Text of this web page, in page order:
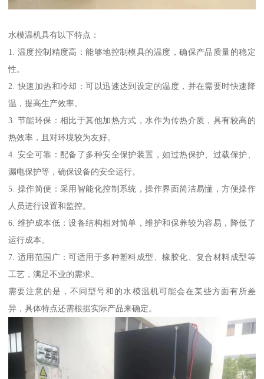
水模温机具有以下特点：
1. 温度控制精度高：能够地控制模具的温度，确保产品质量的稳定
性。
2. 快速加热和冷却：可以迅速达到设定的温度，并在需要时快速降
温，提高生产效率。
3. 节能环保：相比于其他加热方式，水作为传热介质，具有较高的
热效率，且对环境较为友好。
4. 安全可靠：配备了多种安全保护装置，如过热保护、过载保护、
漏电保护等，确保设备的安全运行。
5. 操作简便：采用智能化控制系统，操作界面简洁易懂，方便操作
人员进行设置和监控。
6. 维护成本低：设备结构相对简单，维护和保养较为容易，降低了
运行成本。
7. 适用范围广：可适用于多种塑料成型、橡胶化、复合材料成型等
工艺，满足不业的需求。
需要注意的是，不同型号和的水模温机可能会在某些方面有所差
异，具体特点还需根据实际产品来确定。